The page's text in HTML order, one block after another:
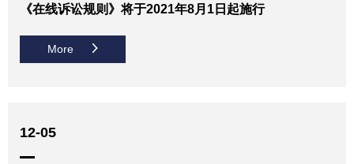
《在线诉讼规则》将于2021年8月1日起施行
More
12-05